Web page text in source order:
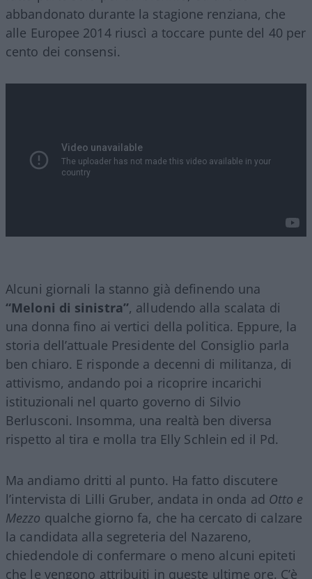
abbandonato durante la stagione renziana, che
alle Europee 2014 riuscì a toccare punte del 40 per
cento dei consensi.
Alcuni giornali la stanno già definendo una
“Meloni di sinistra”, alludendo alla scalata di
una donna fino ai vertici della politica. Eppure, la
storia dell’attuale Presidente del Consiglio parla
ben chiaro. E risponde a decenni di militanza, di
attivismo, andando poi a ricoprire incarichi
istituzionali nel quarto governo di Silvio
Berlusconi. Insomma, una realtà ben diversa
rispetto al tira e molla tra Elly Schlein ed il Pd.
Ma andiamo dritti al punto. Ha fatto discutere
l’intervista di Lilli Gruber, andata in onda ad Otto e
Mezzo qualche giorno fa, che ha cercato di calzare
la candidata alla segreteria del Nazareno,
chiedendole di confermare o meno alcuni epiteti
che le vengono attribuiti in queste ultime ore. C’è